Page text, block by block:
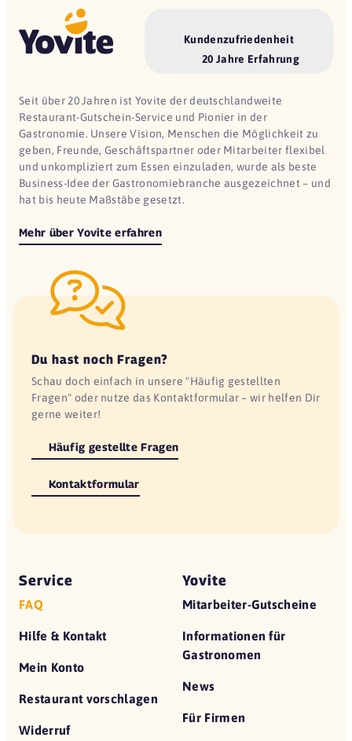
Kundenzufriedenheit
20 Jahre Erfahrung
Seit über 20 Jahren ist Yovite der deutschlandweite
Restaurant-Gutschein-Service und Pionier in der
Gastronomie. Unsere Vision, Menschen die Möglichkeit zu
geben, Freunde, Geschäftspartner oder Mitarbeiter flexibel
und unkompliziert zum Essen einzuladen, wurde als beste
Business-Idee der Gastronomiebranche ausgezeichnet – und
hat bis heute Maßstäbe gesetzt.
Mehr über Yovite erfahren
Du hast noch Fragen?
Schau doch einfach in unsere "Häufig gestellten
Fragen" oder nutze das Kontaktformular – wir helfen Dir
gerne weiter!
Häufig gestellte Fragen
Kontaktformular
Service
FAQ
Hilfe & Kontakt
Mein Konto
Restaurant vorschlagen
Widerruf
Yovite
Mitarbeiter-Gutscheine
Informationen für
Gastronomen
News
Für Firmen